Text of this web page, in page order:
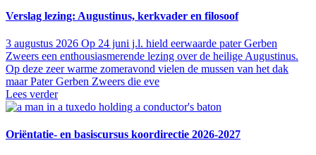
Verslag lezing: Augustinus, kerkvader en filosoof
3 augustus 2026 Op 24 juni j.l. hield eerwaarde pater Gerben
Zweers een enthousiasmerende lezing over de heilige Augustinus.
Op deze zeer warme zomeravond vielen de mussen van het dak
maar Pater Gerben Zweers die eve
Lees verder
Oriëntatie- en basiscursus koordirectie 2026-2027